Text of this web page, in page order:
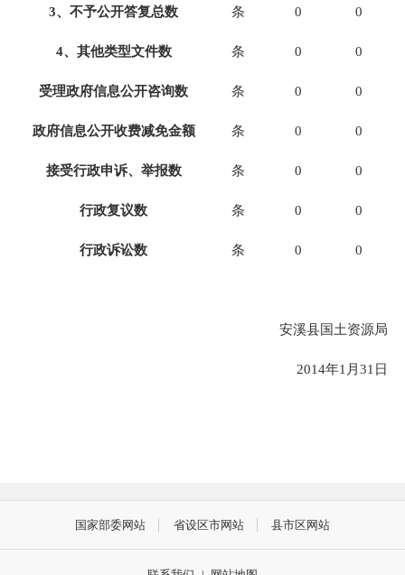
3、不予公开答复总数 条 0 0
4、其他类型文件数 条 0 0
受理政府信息公开咨询数 条 0 0
政府信息公开收费减免金额 条 0 0
接受行政申诉、举报数 条 0 0
行政复议数 条 0 0
行政诉讼数 条 0 0
安溪县国土资源局
2014年1月31日
国家部委网站 省设区市网站 县市区网站